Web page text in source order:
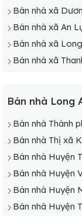
Bán nhà xã
Bán nhà xã An
Bán nhà xã
Bán nhà xã
Bán nhà Long
Bán nhà Thành
Bán nhà Thị xã
Bán nhà Huyện
Bán nhà Huyện
Bán nhà Huyện
Bán nhà Huyện